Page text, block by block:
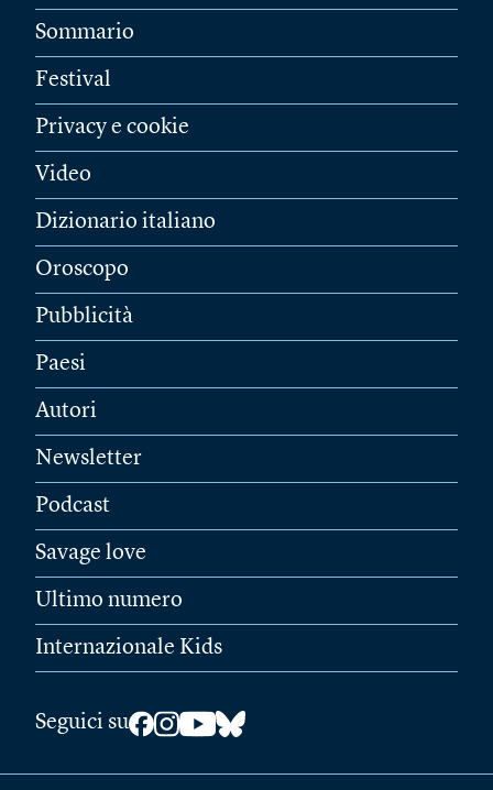
Sommario
Festival
Privacy e cookie
Video
Dizionario italiano
Oroscopo
Pubblicità
Paesi
Autori
Newsletter
Podcast
Savage love
Ultimo numero
Internazionale Kids
Seguici su